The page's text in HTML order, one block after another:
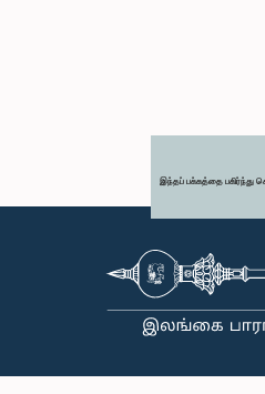
இந்தப் பக்கத்தை பகிர்ந்து